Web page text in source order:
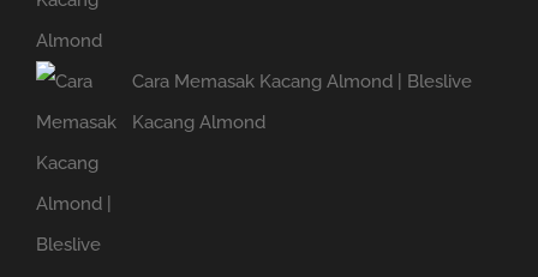
Cara Memasak Kacang Almond | Bleslive
Kacang Almond